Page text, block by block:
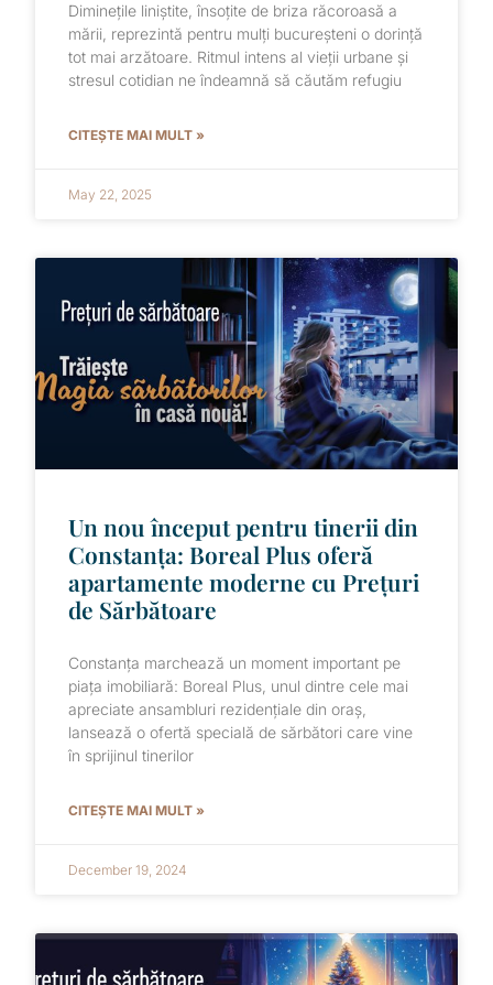
Diminețile liniștite, însoțite de briza răcoroasă a
mării, reprezintă pentru mulți bucureșteni o dorință
tot mai arzătoare. Ritmul intens al vieții urbane și
stresul cotidian ne îndeamnă să căutăm refugiu
CITEȘTE MAI MULT »
May 22, 2025
Un nou început pentru tinerii din
Constanța: Boreal Plus oferă
apartamente moderne cu Prețuri
de Sărbătoare
Constanța marchează un moment important pe
piața imobiliară: Boreal Plus, unul dintre cele mai
apreciate ansambluri rezidențiale din oraș,
lansează o ofertă specială de sărbători care vine
în sprijinul tinerilor
CITEȘTE MAI MULT »
December 19, 2024